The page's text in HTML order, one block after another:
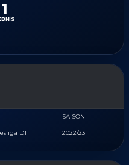
1
SAISON
D1 2022/23